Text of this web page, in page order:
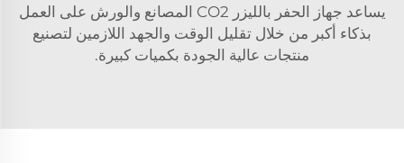
يساعد جهاز الحفر بالليزر CO2 المصانع والورش على العمل
بذكاء أكبر من خلال تقليل الوقت والجهد اللازمين لتصنيع
منتجات عالية الجودة بكميات كبيرة.